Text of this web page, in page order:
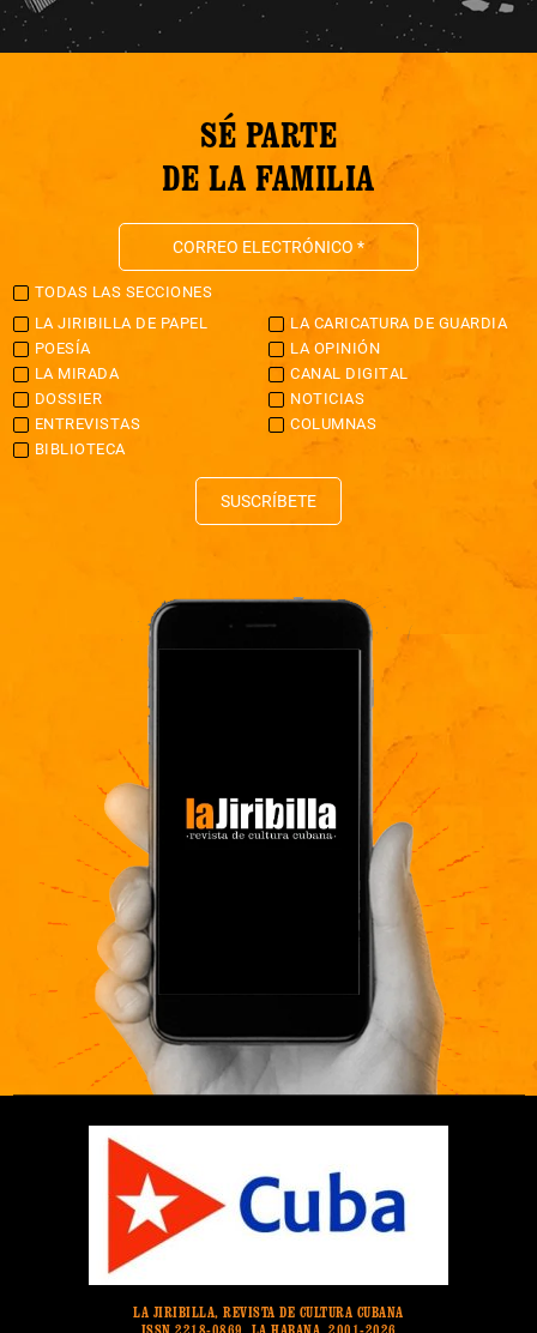
SÉ PARTE
DE LA FAMILIA
TODAS LAS SECCIONES
LA JIRIBILLA DE PAPEL
LA CARICATURA DE GUARDIA
POESÍA
LA OPINIÓN
LA MIRADA
CANAL DIGITAL
DOSSIER
NOTICIAS
ENTREVISTAS
COLUMNAS
BIBLIOTECA
SUSCRÍBETE
LA JIRIBILLA, REVISTA DE CULTURA CUBANA